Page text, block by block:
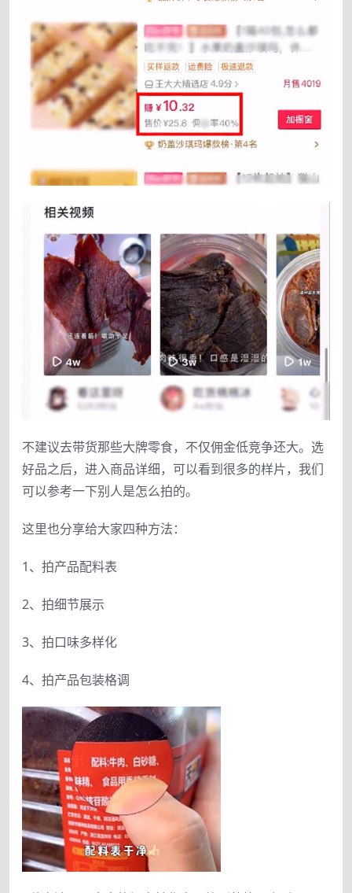
不建议去带货那些大牌零食，不仅佣金低竞争还大。选
好品之后，进入商品详细，可以看到很多的样片，我们
可以参考一下别人是怎么拍的。
这里也分享给大家四种方法：
1、拍产品配料表
2、拍细节展示
3、拍口味多样化
4、拍产品包装格调